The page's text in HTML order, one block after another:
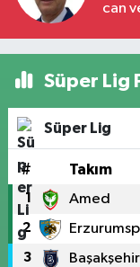
can
Süper Lig
Süper Lig
# Takım
1 Amed
2
3 Başakşehir